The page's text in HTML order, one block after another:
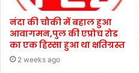
नंदा की चौकी में बहाल हुआ
आवागमन,पुल की एप्रोच रोड
का एक हिस्सा हुआ था क्षतिग्रस्त
2 weeks ago